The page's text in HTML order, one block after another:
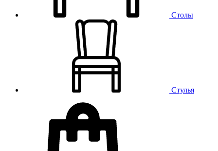
Столы
Стулья